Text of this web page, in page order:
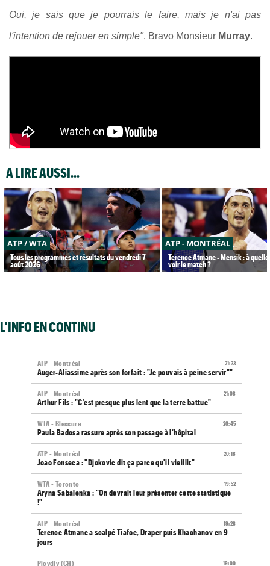
Oui, je sais que je pourrais le faire, mais je n'ai pas
l'intention de rejouer en simple". Bravo Monsieur Murray.
A LIRE AUSSI...
ATP / WTA
Tous les programmes et résultats du vendredi 7
août 2026
ATP - MONTRÉAL
Terence Atmane - Mensik : à
voir le match ?
L'INFO EN CONTINU
21:33
ATP - Montréal
Auger-Aliassime après son forfait : "Je pouvais à peine servir""
21:08
ATP - Montréal
Arthur Fils : "C’est presque plus lent que la terre battue"
20:45
WTA - Blessure
Paula Badosa rassure après son passage à l’hôpital
20:18
ATP - Montréal
Joao Fonseca : "Djokovic dit ça parce qu'il vieillit"
19:52
WTA - Toronto
Aryna Sabalenka : "On devrait leur présenter cette statistique
!"
19:26
ATP - Montréal
Terence Atmane a scalpé Tiafoe, Draper puis Khachanov en 9
jours
19:00
Plovdiv (CH)